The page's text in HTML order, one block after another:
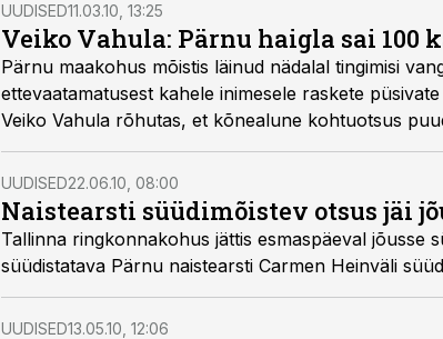
UUDISED11.03.10, 13:25
Veiko Vahula: Pärnu haigla sai 100
Pärnu maakohus mõistis läinud nädalal tingimisi vanglakaristuse Pärnu haigla naistearstile, keda süüdistati
ettevaatamatusest kahele inimesele raskete püsivate tervisekahjustuste
Veiko Vahula rõhutas, et kõnealune kohtuotsus puudutab ühe arsti ühte vale otsust ja seda ei tohiks
laiendada kõikidele Pärnu haigla arstidele.
UUDISED22.06.10, 08:00
Naistearsti süüdimõistev otsus jäi
Tallinna ringkonnakohus jättis esmaspäeval jõusse sünnitaja ja tema lapse kogemata vigastamises
süüdistatava Pärnu naistearsti Carmen
UUDISED13.05.10, 12:06